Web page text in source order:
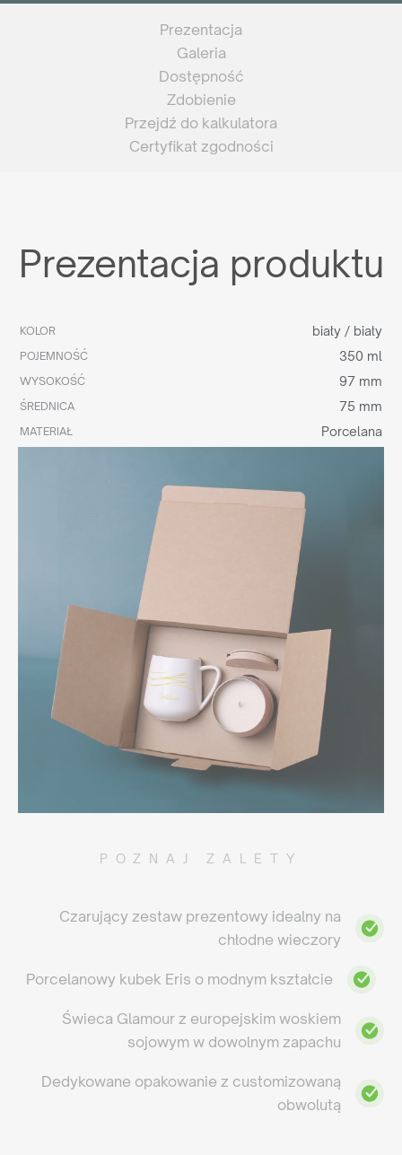
Prezentacja
Galeria
Dostępność
Zdobienie
Przejdź do kalkulatora
Certyfikat zgodności
Prezentacja produktu
KOLOR biały / biały
POJEMNOŚĆ 350 ml
WYSOKOŚĆ 97 mm
ŚREDNICA 75 mm
MATERIAŁ Porcelana
POZNAJ ZALETY
Czarujący zestaw prezentowy idealny na
chłodne wieczory
Porcelanowy kubek Eris o modnym kształcie
Świeca Glamour z europejskim woskiem
sojowym w dowolnym zapachu
Dedykowane opakowanie z customizowaną
obwolutą